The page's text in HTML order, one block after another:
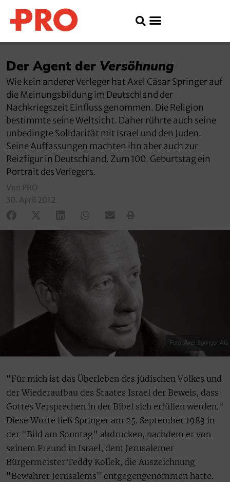
Der Agent der Versöhnung
Wie kein anderer Verleger hat Axel Cäsar Springer auf
die Meinungsbildung im Deutschland der
Nachkriegszeit Einfluss genommen. Die Religion
bestimmte seine Weltsicht. Daher rührte auch seine
unbedingte Solidarität mit Israel und den Juden.
Seine Auffassungen machten ihn aber auch zur
Reizfigur in Deutschland. Zum 100. Geburtstag ein
Portrait des Verlegers.
Von PRO
30. April 2012
Foto: Axel Springer AG
"Für mich ist das Überleben des jüdischen Volkes und
der Wiederaufbau des Staates Israel der Beweis, dass
Gottes Versprechen in der Bibel sich erfüllen werden."
Diese Worte ließ Springer am 25. September 1983 in
der "Bild am Sonntag" abdrucken, nachdem er von
seinem Freund in Israel, dem Jerusalemer
Bürgermeister Teddy Kollek, die Auszeichnung
"Bewahrer Jerusalems" entgegengenommen hatte.